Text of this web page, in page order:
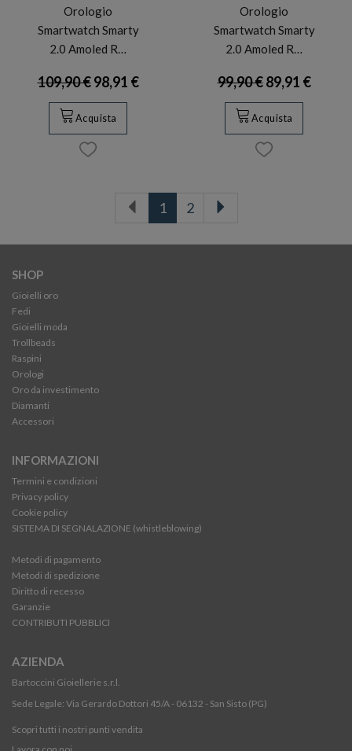
Orologio
Smartwatch Smarty
2.0 Amoled R…
109,90 €98,91 €
Acquista
Orologio
Smartwatch Smarty
2.0 Amoled R…
99,90 €89,91 €
Acquista
1 2
SHOP
Gioielli oro
Fedi
Gioielli moda
Trollbeads
Raspini
Orologi
Oro da investimento
Diamanti
Accessori
INFORMAZIONI
Termini e condizioni
Privacy policy
Cookie policy
SISTEMA DI SEGNALAZIONE (whistleblowing)
Metodi di pagamento
Metodi di spedizione
Diritto di recesso
Garanzie
CONTRIBUTI PUBBLICI
AZIENDA
Bartoccini Gioiellerie s.r.l.
Sede Legale: Via Gerardo Dottori 45/A - 06132 - San Sisto (PG)
Scopri tutti i nostri punti vendita